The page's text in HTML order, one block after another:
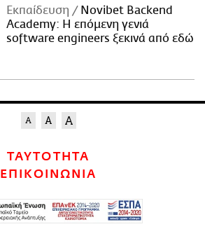
Εκπαίδευση
Novibet Backend
Academy: Η επόμενη γενιά
software engineers ξεκινά από εδώ
ΤΑΥΤΟΤΗΤΑ
ΕΠΙΚΟΙΝΩΝΙΑ